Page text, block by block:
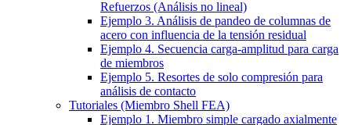
Refuerzos (Análisis no lineal)
Ejemplo 3. Análisis de pandeo de columnas de
acero con influencia de la tensión residual
Ejemplo 4. Secuencia carga-amplitud para carga
de miembros
Ejemplo 5. Resortes de solo compresión para
análisis de contacto
Tutoriales (Miembro Shell FEA)
Ejemplo 1. Miembro simple cargado axialmente